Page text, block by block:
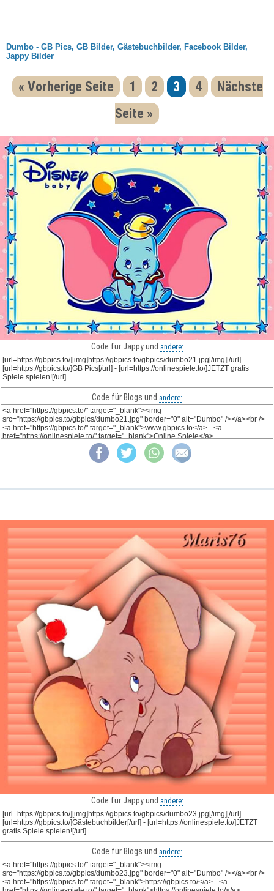
Dumbo - GB Pics, GB Bilder, Gästebuchbilder, Facebook Bilder,
Jappy Bilder
« Vorherige Seite 1 2 3 4
Nächste
Seite »
Code für Jappy und andere:
Code für Blogs und andere:
Code für Jappy und andere:
Code für Blogs und andere: